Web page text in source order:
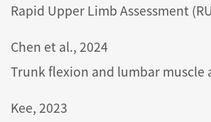
Rapid Upper Limb Assessment
Chen et al., 2024
Trunk flexion and lumbar muscle
Kee, 2023